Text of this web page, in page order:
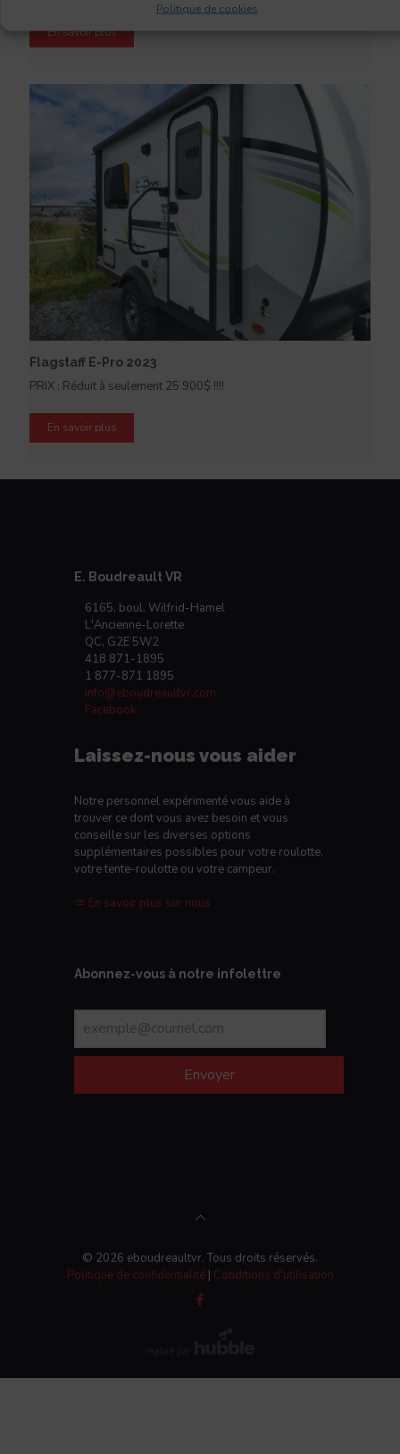
Politique de cookies
En savoir plus
Flagstaff E-Pro 2023
PRIX : Réduit à seulement 25 900$ !!!!
En savoir plus
E. Boudreault VR
6165, boul. Wilfrid-Hamel
L'Ancienne-Lorette
QC, G2E 5W2
418 871-1895
1 877-871 1895
info@eboudreaultvr.com
Facebook
Laissez-nous vous aider
Notre personnel expérimenté vous aide à
trouver ce dont vous avez besoin et vous
conseille sur les diverses options
supplémentaires possibles pour votre roulotte,
votre tente-roulotte ou votre campeur.
En savoir plus sur nous
Abonnez-vous à notre infolettre
Envoyer
© 2026 eboudreaultvr. Tous droits réservés.
Politique de confidentialité| Conditions d'utilisation